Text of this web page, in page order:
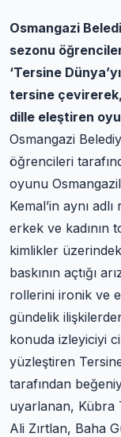
Osmangazi
sezonu
‘Tersine
tersine
dille eleştiren
Osmangazi
öğrencileri
oyunu
Kemal’in aynı
erkek ve kadının
kimlikler
baskının açtığı
rollerini ironik ve
gündelik
konuda izleyiciyi
yüzleştiren
tarafından
uyarlanan, Kübra
Ali Zırtlan, Baha